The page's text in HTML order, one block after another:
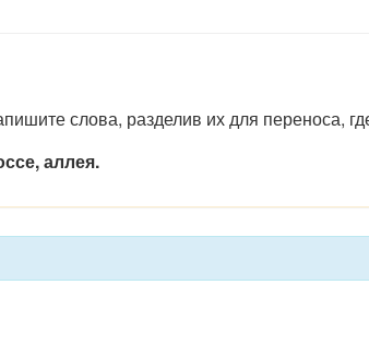
слова, разделив их для переноса,
аллея.